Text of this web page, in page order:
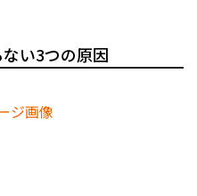
い3つの原因